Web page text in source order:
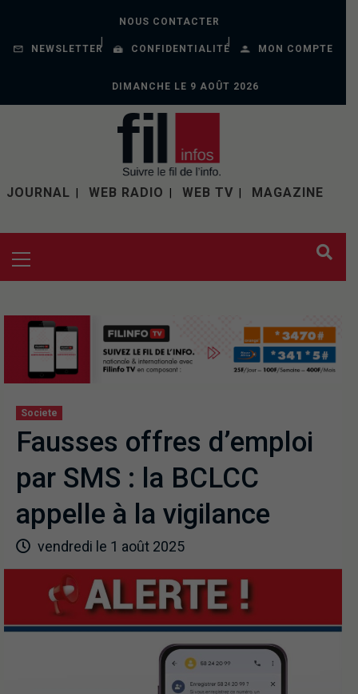
NOUS CONTACTER
NEWSLETTER CONFIDENTIALITÉ MON COMPTE
DIMANCHE LE 9 AOÛT 2026
JOURNAL WEB RADIO WEB TV MAGAZINE
Societe
Fausses offres d’emploi
par SMS : la BCLCC
appelle à la vigilance
vendredi le 1 août 2025